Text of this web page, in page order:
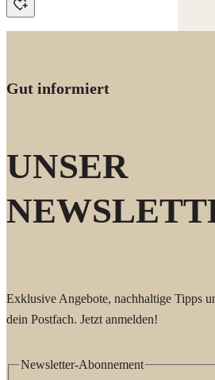
Gut informiert
UNSER
Exklusive Angebote, nachhaltige Tipps
dein Postfach. Jetzt anmelden!
Newsletter-Abonnement